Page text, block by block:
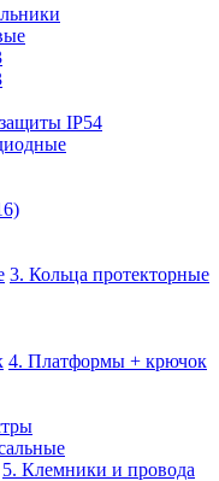
IP54
3. Кольца протекторные
4. Платформы + крючок
5. Клемники и провода